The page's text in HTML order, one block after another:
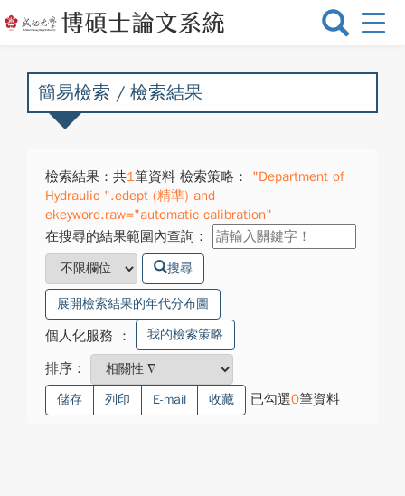
選
換
簡易檢索 / 檢索結果
檢索結果：共1筆資料 檢索策略：
"Department of
Hydraulic ".edept (精準) and
ekeyword.raw="automatic calibration"
在搜尋的結果範圍內查詢：
搜尋
展開檢索結果的年代分布圖
個人化服務 ： 我的檢索策略
排序：
儲存 列印 E-mail 收藏 已勾選0筆資料